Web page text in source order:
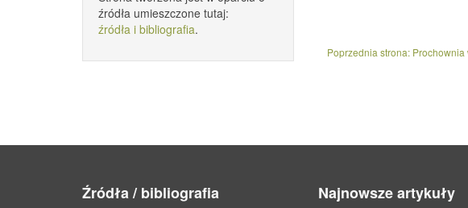
Poprzednia strona:
źródła umieszczone tutaj:
źródła i bibliografia.
Źródła / bibliografia Najnowsze artykuły